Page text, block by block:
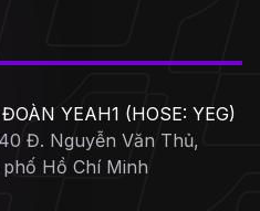
YEAH1 (HOSE: YEG)
Đ. Nguyễn Văn Thủ,
Hồ Chí Minh